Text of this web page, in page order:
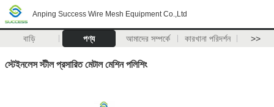
Anping Success Wire Mesh Equipment Co.,Ltd
বাড়ি পণ্য আমাদের সম্পর্কে কারখানা পরিদর্শন >>
স্টেইনলেস স্টীল প্রসারিত মেটাল মেশিন পলিশিং